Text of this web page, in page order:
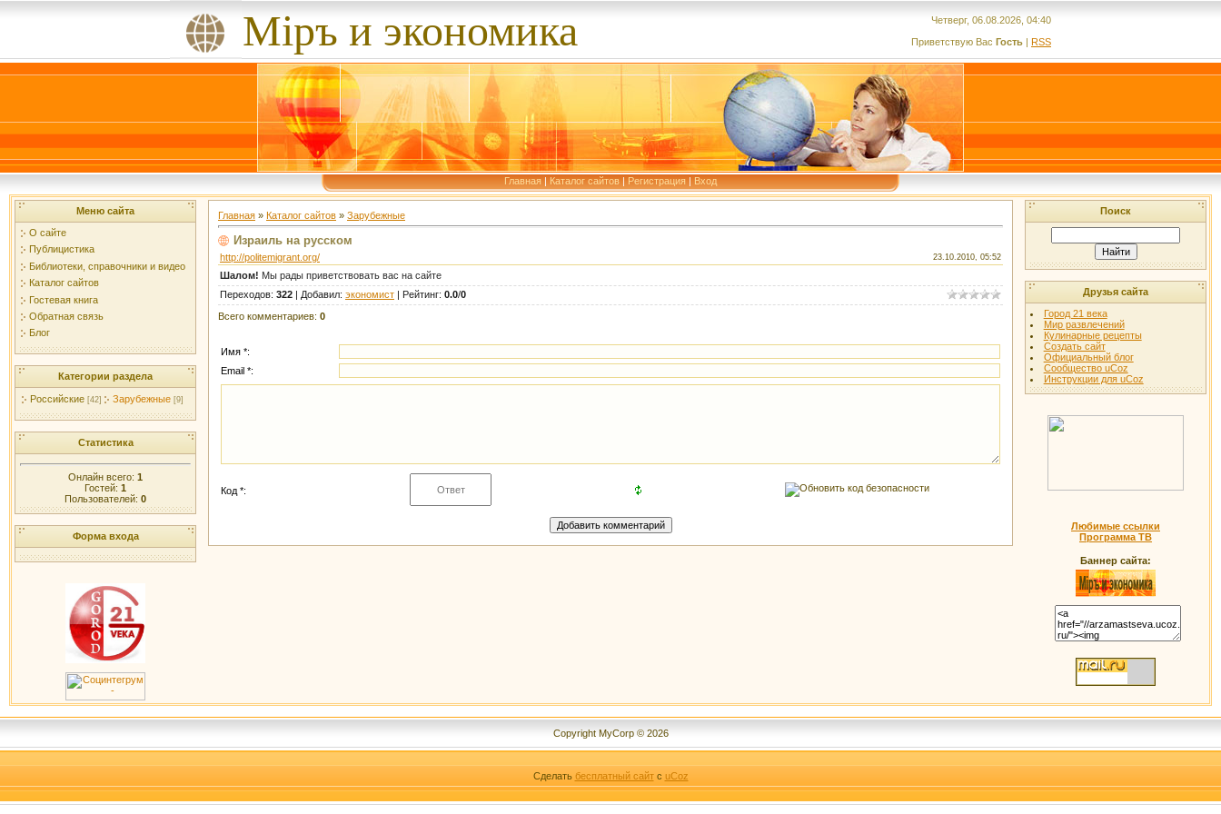
Мiръ и экономика
Четверг, 06.08.2026, 04:40
Приветствую Вас Гость | RSS
Главная | Каталог сайтов | Регистрация | Вход
Меню сайта
О сайте
Публицистика
Библиотеки, справочники и видео
Каталог сайтов
Гостевая книга
Обратная связь
Блог
Категории раздела
Российские [42] Зарубежные [9]
Статистика
Онлайн всего: 1
Гостей: 1
Пользователей: 0
Форма входа
Главная » Каталог сайтов » Зарубежные
Израиль на русском
http://politemigrant.org/ 23.10.2010, 05:52
Шалом! Мы рады приветствовать вас на сайте
Переходов: 322 | Добавил: экономист | Рейтинг: 0.0/0
Всего комментариев: 0
Имя *:
Email *:
Код *:
Поиск
Друзья сайта
Город 21 века
Мир развлечений
Кулинарные рецепты
Создать сайт
Официальный блог
Сообщество uCoz
Инструкции для uCoz
Любимые ссылки
Программа ТВ
Баннер сайта:
Copyright MyCorp © 2026
Сделать бесплатный сайтс uCoz